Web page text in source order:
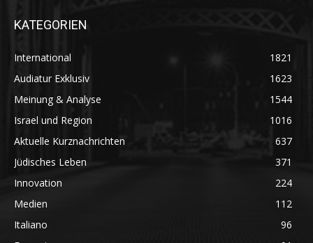
KATEGORIEN
International
1821
Audiatur Exklusiv
1623
Meinung & Analyse
1544
Israel und Region
1016
Aktuelle Kurznachrichten
637
Jüdisches Leben
371
Innovation
224
Medien
112
Italiano
96